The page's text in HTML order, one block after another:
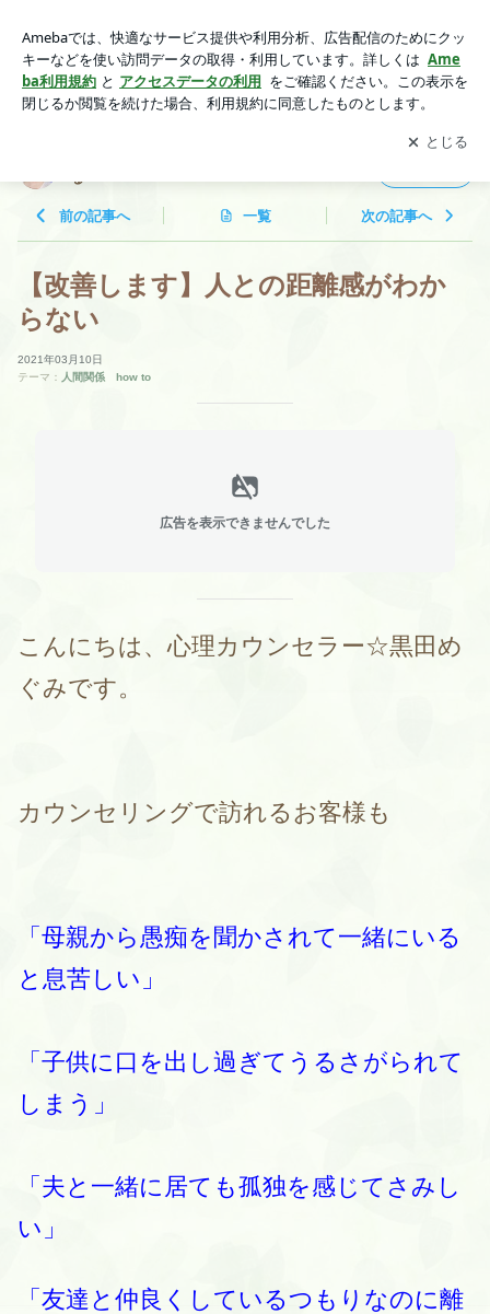
人間関係は ますます好くなる
アプリをダウンロードして ブログの更新通知
を受け取りまし
ょう。
開く
る
前の記事へ 一覧 次の記事へ
【改善します】人との距離感がわか
らない
2021年03月10日
テーマ： 人間関係 how to
広告を表示できませんでした
こんにちは、心理カウンセラー☆黒田め
ぐみです。
カウンセリングで訪れるお客様も
「母親から愚痴を聞かされて一緒にいる
と息苦しい」
「子供に口を出し過ぎてうるさがられて
しまう」
「夫と一緒に居ても孤独を感じてさみし
い」
「友達と仲良くしているつもりなのに離